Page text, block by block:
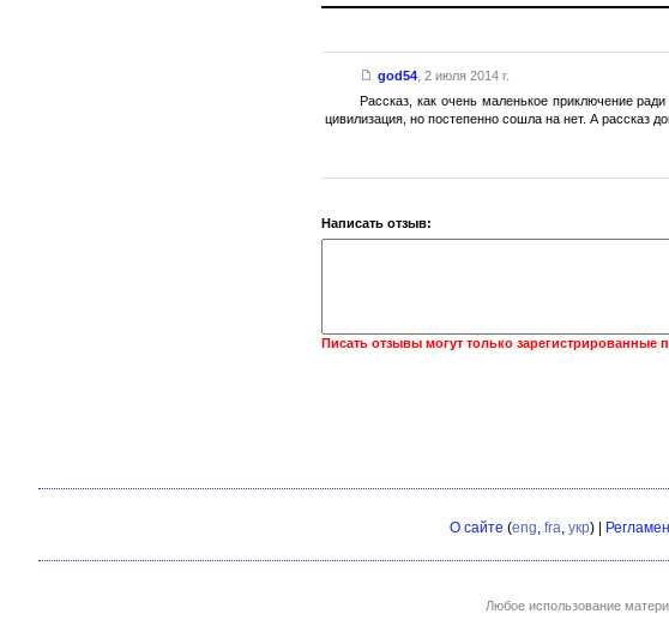
god54, 2 июля 2014 г.
Рассказ, как очень маленькое приключение
цивилизация, но постепенно сошла на нет. А рассказ
Написать отзыв:
Писать отзывы могут только зарегистрированные
О сайте (eng, fra, укр) |
Любое использование